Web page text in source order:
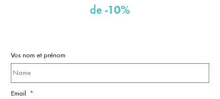
de -10%
Vos nom et prénom
Email